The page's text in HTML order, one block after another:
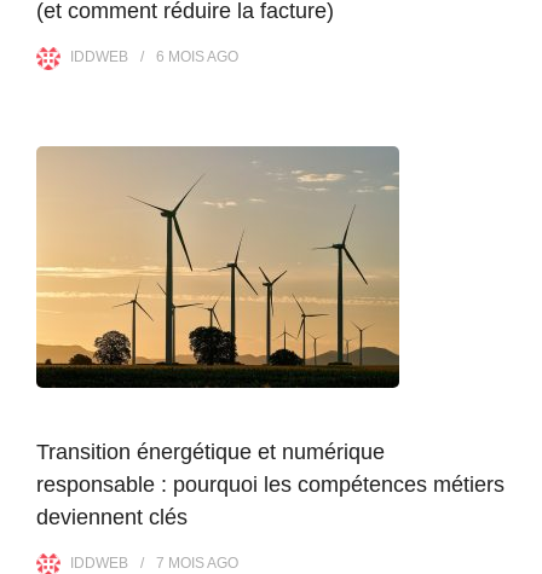
(et comment réduire la facture)
IDDWEB 6 MOISAGO
Transition énergétique et numérique
responsable : pourquoi les compétences métiers
deviennent clés
IDDWEB 7 MOISAGO